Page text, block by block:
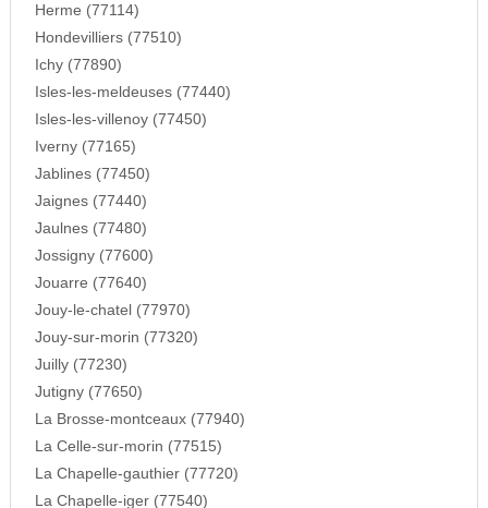
Herme (77114)
Hondevilliers (77510)
Ichy (77890)
Isles-les-meldeuses (77440)
Isles-les-villenoy (77450)
Iverny (77165)
Jablines (77450)
Jaignes (77440)
Jaulnes (77480)
Jossigny (77600)
Jouarre (77640)
Jouy-le-chatel (77970)
Jouy-sur-morin (77320)
Juilly (77230)
Jutigny (77650)
La Brosse-montceaux (77940)
La Celle-sur-morin (77515)
La Chapelle-gauthier (77720)
La Chapelle-iger (77540)